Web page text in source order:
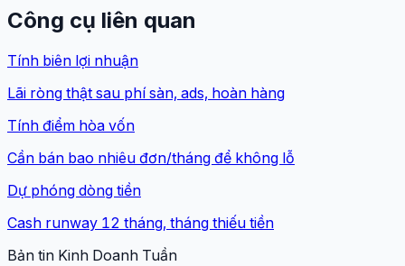
Công cụ liên quan
Tính biên lợi nhuận
Lãi ròng thật sau phí sàn, ads, hoàn hàng
Tính điểm hòa vốn
Cần bán bao nhiêu đơn/tháng để không lỗ
Dự phóng dòng tiền
Cash runway 12 tháng, tháng thiếu tiền
Bản tin Kinh Doanh Tuần